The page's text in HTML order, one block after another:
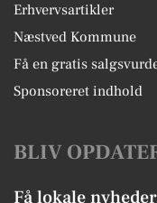
Erhvervsartikler
Næstved Kommune
Få en gratis
Sponsoreret indhold
BLIV
Få lokale